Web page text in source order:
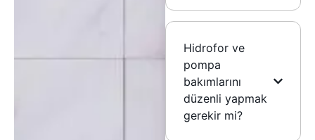
Hidrofor ve
pompa
bakımlarını
düzenli yapmak
gerekir mi?